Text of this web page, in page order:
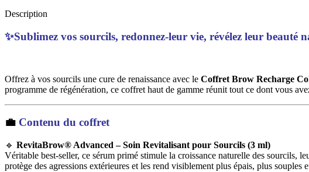
Description
✨Sublimez vos sourcils, redonnez-leur vie, révélez leur beauté
Offrez à vos sourcils une cure de renaissance avec le Coffret Brow Recharge
programme de régénération, ce coffret haut de gamme réunit tout ce dont vous
💼 Contenu du coffret
🔹 RevitaBrow® Advanced – Soin Revitalisant pour Sourcils (3 ml)
Véritable best-seller, ce sérum primé stimule la croissance naturelle des
protège des agressions extérieures et les rend visiblement plus épais, plus souples